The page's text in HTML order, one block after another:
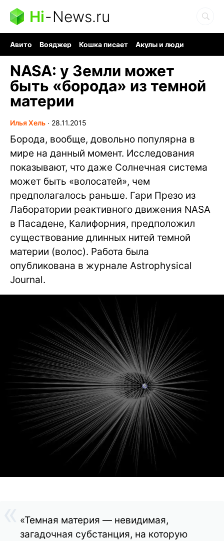
Hi-News.ru
Авито Вояджер Кошка писает
Акулы и люди
NASA: у Земли может
быть «борода» из темной
материи
Илья Хель ∙ 28.11.2015
Борода, вообще, довольно популярна в
мире на данный момент. Исследования
показывают, что даже Солнечная система
может быть «волосатей», чем
предполагалось раньше. Гари Презо из
Лаборатории реактивного движения NASA
в Пасадене, Калифорния, предположил
существование длинных нитей темной
материи (волос). Работа была
опубликована в журнале Astrophysical
Journal.
«Темная материя — невидимая,
загадочная субстанция, на которую